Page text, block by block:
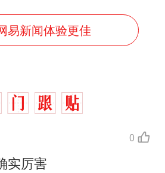
易新闻体验更佳
0
实厉害